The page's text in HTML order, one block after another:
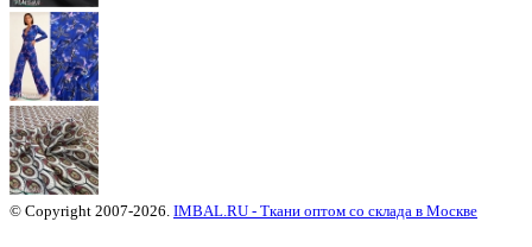
© Copyright 2007-2026. IMBAL.RU - Ткани оптом со склада в Москве